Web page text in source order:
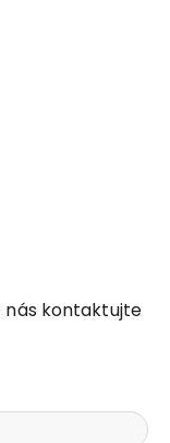
nás kontaktujte